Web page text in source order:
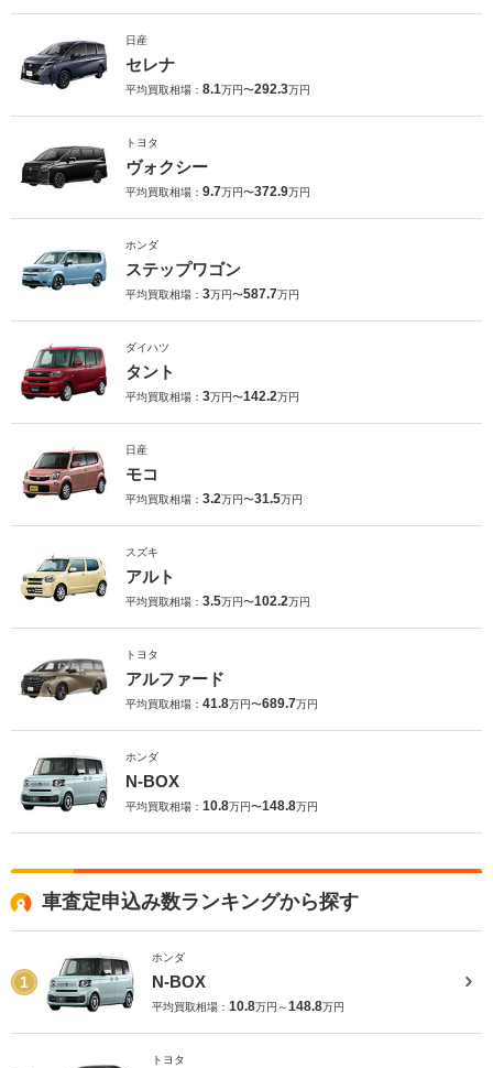
日産
セレナ
平均買取相場： 8.1万円〜292.3万円
トヨタ
ヴォクシー
平均買取相場： 9.7万円〜372.9万円
ホンダ
ステップワゴン
平均買取相場： 3万円〜587.7万円
ダイハツ
タント
平均買取相場： 3万円〜142.2万円
日産
モコ
平均買取相場： 3.2万円〜31.5万円
スズキ
アルト
平均買取相場： 3.5万円〜102.2万円
トヨタ
アルファード
平均買取相場： 41.8万円〜689.7万円
ホンダ
N-BOX
平均買取相場： 10.8万円〜148.8万円
車査定申込み数ランキングから探す
1
ホンダ
N-BOX
平均買取相場： 10.8万円～148.8万円
トヨタ